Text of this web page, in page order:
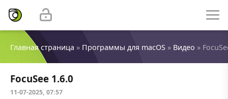
Главная страница » Программы для macOS » Видео »
FocuSee 1.6.0
11-07-2025, 07:57